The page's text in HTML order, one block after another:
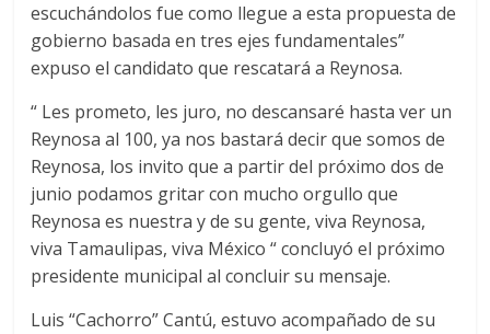
escuchándolos fue como llegue a esta propuesta de
gobierno basada en tres ejes fundamentales”
expuso el candidato que rescatará a Reynosa.
“ Les prometo, les juro, no descansaré hasta ver un
Reynosa al 100, ya nos bastará decir que somos de
Reynosa, los invito que a partir del próximo dos de
junio podamos gritar con mucho orgullo que
Reynosa es nuestra y de su gente, viva Reynosa,
viva Tamaulipas, viva México “ concluyó el próximo
presidente municipal al concluir su mensaje.
Luis “Cachorro” Cantú, estuvo acompañado de su